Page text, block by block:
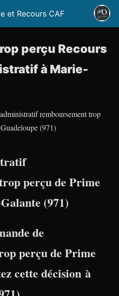
et Recours CAF
perçu Recours
à Marie-
remboursement trop
(971)
perçu de Prime
(971)
de
perçu de Prime
cette décision à